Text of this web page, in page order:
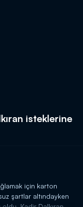
isteklerine
için karton
şartlar altındayken